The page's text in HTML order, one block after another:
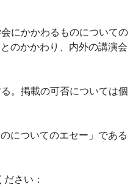
にかかわるものについての
のかかわり、内外の講演会
。掲載の可否については個
についてのエセー」である
ださい：